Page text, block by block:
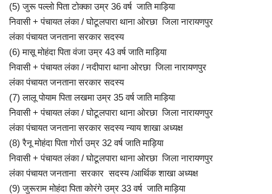
(5) जुरू पल्लो पिता टोक्का उम्र 36 वर्ष जाति माड़िया
निवासी + पंचायत लंका / घोटूलपारा थाना ओरछा जिला नारायणपुर
लंका पंचायत जनताना सरकार सदस्य
(6) मासू मोहंदा पिता वंजा उम्र 43 वर्ष जाति माड़िया
निवासी + पंचायत लंका / नदीपारा थाना ओरछा जिला नारायणपुर
लंका पंचायत जनताना सरकार सदस्य
(7) लालू पोयाम पिता लखमा उम्र 35 वर्ष जाति माड़िया
निवासी + पंचायत लंका / घोटूलपारा थाना ओरछा जिला नारायणपुर
लंका पंचायत जनताना सरकार सदस्य न्याय शाखा अध्यक्ष
(8) रैनू मोहंदा पिता गोर्रा उम्र 32 वर्ष जाति माड़िया
निवासी + पंचायत लंका / घोटूलपारा थाना ओरछा जिला नारायणपुर
लंका पंचायत जनताना सरकार सदस्य /आर्थिक शाखा अध्यक्ष
(9) जुरूराम मोहंदा पिता कोरंगे उम्र 33 वर्ष जाति माड़िया